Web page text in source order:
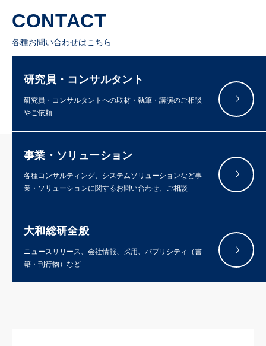
CONTACT
各種お問い合わせはこちら
研究員・コンサルタント
研究員・コンサルタントへの取材・執筆・講演のご相談
やご依頼
事業・ソリューション
各種コンサルティング、システムソリューションなど事
業・ソリューションに関するお問い合わせ、ご相談
大和総研全般
ニュースリリース、会社情報、採用、パブリシティ（書
籍・刊行物）など